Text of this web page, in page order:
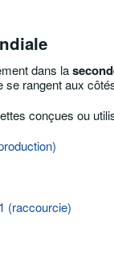
dans la
rangent aux
conçues ou
(raccourcie)